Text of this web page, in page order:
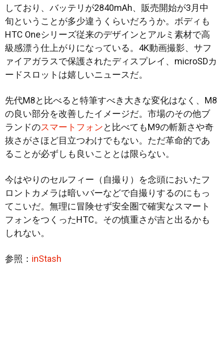
しており、バッテリが2840mAh、販売開始が3月中
旬ということが多少違うくらいだろうか。ボディも
HTC Oneシリーズ従来のデザインとアルミ素材で高
級感漂う仕上がりになっている。4K動画撮影、サフ
ァイアガラスで保護されたディスプレイ、microSDカ
ードスロットは嬉しいニュースだ。
先代M8と比べると特筆すべき大きな変化はなく、M8
の良い部分を改善したイメージだ。市場のその他ブ
ランドのスマートフォンと比べてもM9の斬新さや奇
抜さがさほど目立つわけでもない。ただ革命的であ
ることが必ずしも良いこととは限らない。
今はやりのセルフィー（自撮り）を念頭においたフ
ロントカメラは暗いバーなどで自撮りするのにもっ
てこいだ。無理に冒険せず安全圏で確実なスマート
フォンをつくったHTC。その慎重さが吉と出るかも
しれない。
参照： inStash